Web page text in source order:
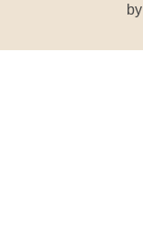
by